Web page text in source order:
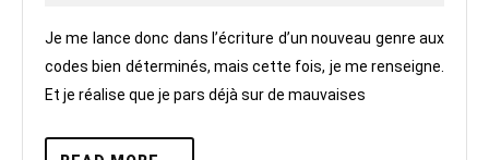
Je me lance donc dans l’écriture d’un nouveau genre aux
codes bien déterminés, mais cette fois, je me renseigne.
Et je réalise que je pars déjà sur de mauvaises